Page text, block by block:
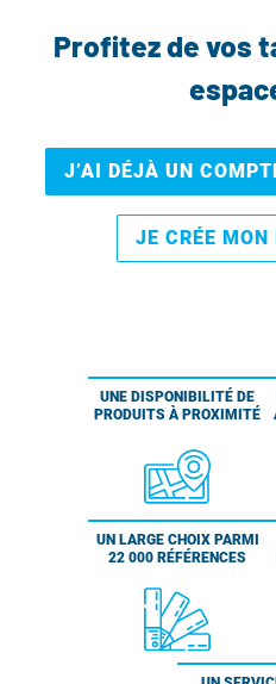
Profitez de vos
J’AI DÉJÀ UN
JE CRÉE MON
UNE DISPONIBILITÉ DE
PRODUITS À PROXIMITÉ
UN LARGE CHOIX PARMI
22 000 RÉFÉRENCES